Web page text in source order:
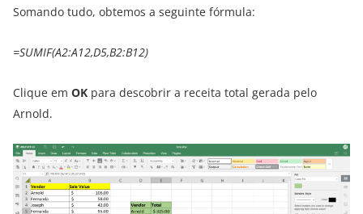
Somando tudo, obtemos a seguinte fórmula:
=SUMIF(A2:A12,D5,B2:B12)
Clique em OK para descobrir a receita total gerada pelo
Arnold.